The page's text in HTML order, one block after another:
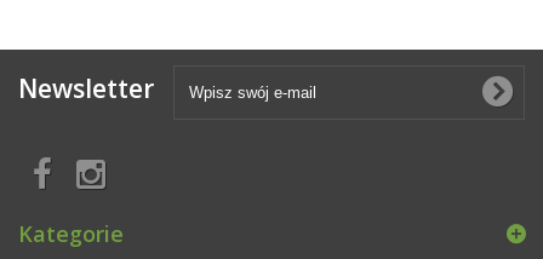
Newsletter
Kategorie